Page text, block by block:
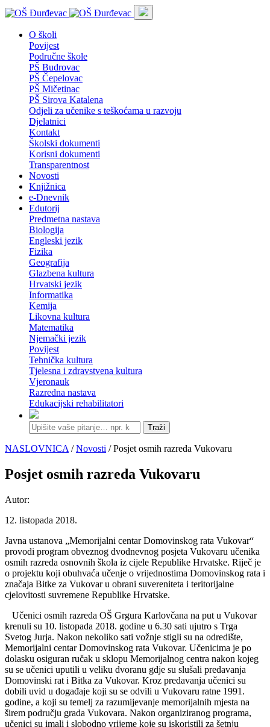
O školi
Povijest
Područne škole
PŠ Budrovac
PŠ Čepelovac
PŠ Mičetinac
PŠ Sirova Katalena
Odjeli za učenike s teškoćama u razvoju
Djelatnici
Kontakt
Školski dokumenti
Korisni dokumenti
Transparentnost
Novosti
Knjižnica
e-Dnevnik
Edutorij
Predmetna nastava
Biologija
Engleski jezik
Fizika
Geografija
Glazbena kultura
Hrvatski jezik
Informatika
Kemija
Likovna kultura
Matematika
Njemački jezik
Povijest
Tehnička kultura
Tjelesna i zdravstvena kultura
Vjeronauk
Razredna nastava
Edukacijski rehabilitatori
Traži
NASLOVNICA /Novosti / Posjet osmih razreda Vukovaru
Posjet osmih razreda Vukovaru
Autor:
12. listopada 2018.
Javna ustanova „Memorijalni centar Domovinskog rata Vukovar“
provodi program obveznog dvodnevnog posjeta Vukovaru učenika
osmih razreda osnovnih škola iz cijele Republike Hrvatske. Riječ je
o projektu koji obuhvaća učenje o vrijednostima Domovinskog rata i
značaja Bitke za Vukovar u obrani suvereniteta i teritorijalne
cjelovitosti suvremene Republike Hrvatske.
Učenici osmih razreda OŠ Grgura Karlovčana na put u Vukovar
krenuli su 10. listopada 2018. godine u 6.30 sati ujutro s Trga
Svetog Jurja. Nakon nekoliko sati vožnje stigli su na odredište,
Memorijalni centar Domovinskog rata Vukovar. Učenicima je po
dolasku osiguran ručak u sklopu Memorijalnog centra nakon kojeg
su se učenici uputili u veliku dvoranu gdje su slušali predavanja
Domovinski rat i Bitka za Vukovar. Kroz predavanja učenici su
dobili uvid u događaje koji su se odvili u Vukovaru ratne 1991.
godine, a koji su temelj za razumijevanje memorijalnih mjesta na
širem području grada Vukovara. Nakon organiziranog programa,
učenici su imali i slobodno vrijeme koje su iskoristili za šetnju